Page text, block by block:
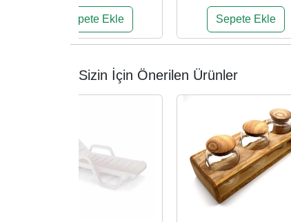
Sepete Ekle Sepete Ekle
Sizin İçin Önerilen Ürünler